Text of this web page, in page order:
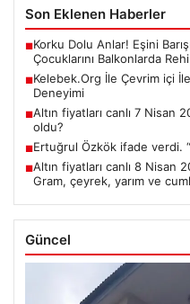
Son Eklenen Haberler
■Korku Dolu Anlar! Eşini
Çocuklarını Balkonlarda
■Kelebek.Org İle Çevrim içi
Deneyimi
■Altın fiyatları canlı 7 Nisan
oldu?
■Ertuğrul Özkök ifade verdi.
■Altın fiyatları canlı 8 Nisan
Gram, çeyrek, yarım ve
Güncel